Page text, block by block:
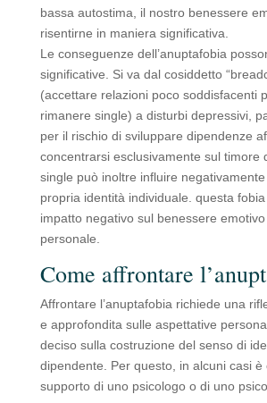
bassa autostima, il nostro benessere
risentirne in maniera significativa.
Le conseguenze dell’anuptafobia
significative. Si va dal cosiddetto
(accettare relazioni poco soddisfacenti
rimanere single) a disturbi depressivi,
per il rischio di sviluppare dipendenze
concentrarsi esclusivamente sul timore
single può inoltre influire
propria identità individuale. questa
impatto negativo sul benessere
personale.
Come affrontare
Affrontare l’anuptafobia richiede una
e approfondita sulle aspettative
deciso sulla costruzione del senso di
dipendente. Per questo, in alcuni casi è
supporto di uno psicologo o di uno